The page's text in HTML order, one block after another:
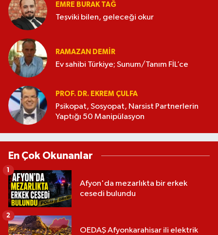
EMRE BURAK TAĞ
Teşviki bilen, geleceği okur
RAMAZAN DEMİR
Ev sahibi Türkiye; Sunum/Tanım FİL’ce
PROF. DR. EKREM ÇULFA
Psikopat, Sosyopat, Narsist Partnerlerin
Yaptığı 50 Manipülasyon
En Çok Okunanlar
Afyon'da mezarlıkta bir erkek
cesedi bulundu
1
OEDAŞ Afyonkarahisar ili elektrik
2